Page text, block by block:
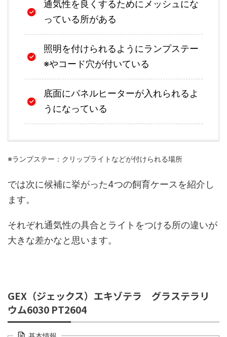
通気性を良くするためにメッシュにな
っている所がある
照明を付けられるようにランプステー
※やコード穴が付いている
底面にパネルヒーターが入れられるよ
うになっている
※ランプステー：クリップライトなどが付けられる場所
では次に候補に挙がった4つの飼育ケースを紹介し
ます。
それぞれ通気性の具合とライトをつける所の違いが
大きな差かなと思います。
GEX（ジェックス）エキゾテラ グラステラリ
ウム6030 PT2604